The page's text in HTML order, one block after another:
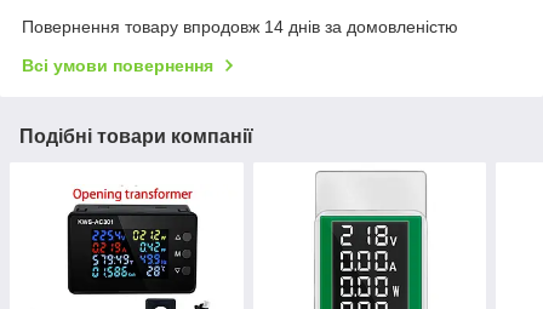
Повернення товару впродовж 14 днів за домовленістю
Всі умови повернення
Подібні товари компанії